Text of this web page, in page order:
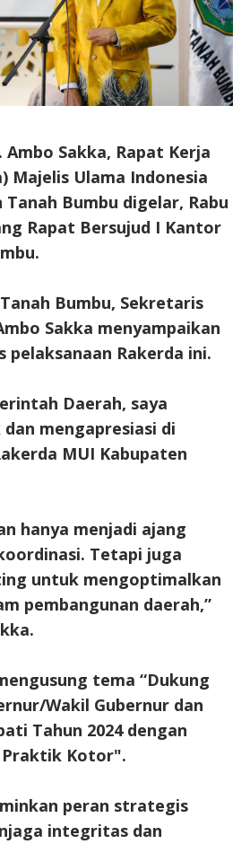
Ambo Sakka, Rapat Kerja
Majelis Ulama Indonesia
Bumbu digelar, Rabu
Rapat Bersujud I Kantor
Bumbu, Sekretaris
Sakka menyampaikan
pelaksanaan Rakerda ini.
Daerah, saya
mengapresiasi di
MUI Kabupaten
hanya menjadi ajang
Tetapi juga
untuk mengoptimalkan
pembangunan daerah,”
tema “Dukung
Wakil Gubernur dan
Tahun 2024 dengan
Praktik Kotor".
peran strategis
integritas dan